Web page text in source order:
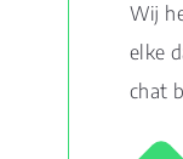
Wij
elke
chat